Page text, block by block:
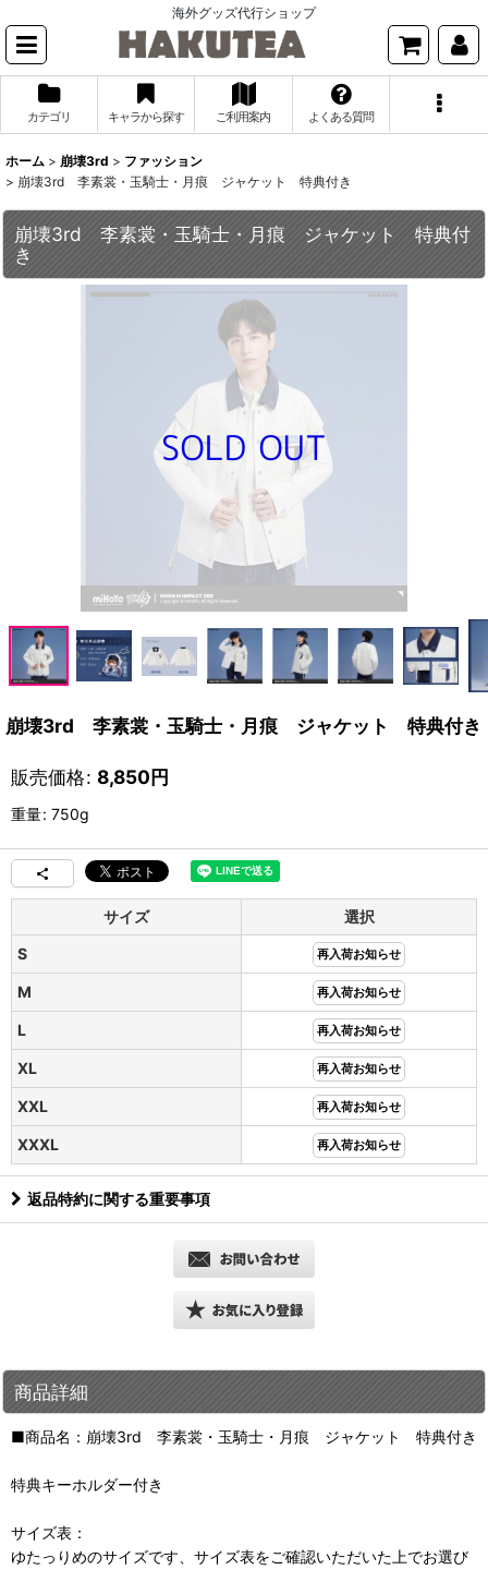
海外グッズ代行ショップ
カテゴリ キャラから探す ご利用案内 よくある質問
ホーム > 崩壊3rd > ファッション
> 崩壊3rd 李素裳・玉騎士・月痕 ジャケット 特典付き
崩壊3rd 李素裳・玉騎士・月痕 ジャケット 特典付
き
崩壊3rd 李素裳・玉騎士・月痕 ジャケット 特典付き
販売価格: 8,850円
重量: 750g
サイズ
選択
S
再入荷お知らせ
M 再入荷お知らせ
L 再入荷お知らせ
XL 再入荷お知らせ
XXL 再入荷お知らせ
XXXL 再入荷お知らせ
返品特約に関する重要事項
商品詳細
■商品名：崩壊3rd 李素裳・玉騎士・月痕 ジャケット 特典付き
特典キーホルダー付き
サイズ表：
ゆたっりめのサイズです、サイズ表をご確認いただいた上でお選び